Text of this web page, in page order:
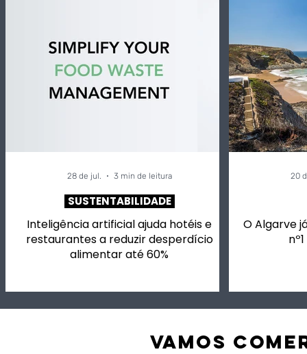
Inteligência artificial ajuda hotéis e
restaurantes a reduzir desperdício
alimentar até 60%
SUSTENTABILIDADE
28 de jul. 3 min de leitura
O Algarve
20
VAMOS